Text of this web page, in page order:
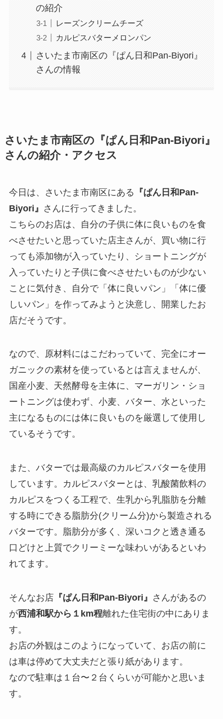
の紹介
レーズンクリームチーズ
カルピスバターメロンパン
さいたま市南区の『ぱん日和Pan-Biyori』
さんの情報
さいたま市南区の『ぱん日和Pan-Biyori』
さんの紹介・アクセス
今日は、さいたま市南区にある 『ぱん日和Pan-
Biyori』 さんに行ってきました。
こちらのお店は、自分の子供に体に良いものを食
べさせたいと思っていた店主さんが、買い物に行
っても添加物が入っていたり、ショートニングが
入っていたりと子供に食べさせたいものが少ない
ことに気付き、自分で「体に良いパン」「体に優
しいパン」を作ってみようと決意し、開業したお
店だそうです。
なので、原材料にはこだわっていて、完全にオー
ガニックの素材を使っているとは言えませんが、
国産小麦、天然酵母を主体に、マーガリン・ショ
ートニングは使わず、小麦、バター、水といった
主になるものには体に良いものを厳選して使用し
ているそうです。
また、バターでは最高級のカルピスバターを使用
しています。カルピスバターとは、乳酸菌飲料の
カルピスをつくる工程で、生乳から乳脂肪を分離
する時にできる脂肪分(クリーム分)から製造される
バターです。脂肪分が多く、深いコクと透き通る
口どけと上質でクリーミーな味わいがあるといわ
れてます。
そんなお店『ぱん日和Pan-Biyori』 さんがあるの
が西浦和駅から１km程離れた住宅街の中にありま
す。
お店の外観はこのようになっていて、お店の前に
は車は停めて大丈夫だと張り紙があります。
なので駐車は１台〜２台くらいが可能かと思いま
す。